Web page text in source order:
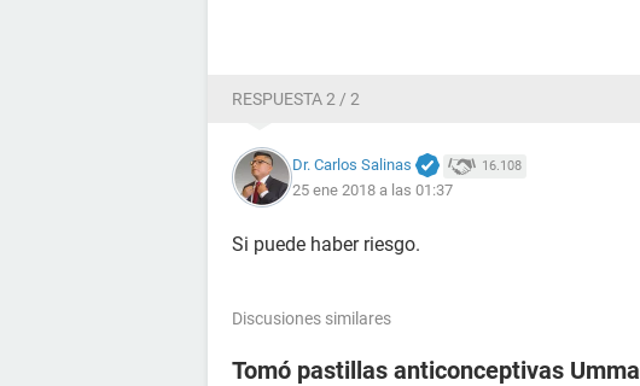
RESPUESTA 2 / 2
Dr. Carlos Salinas 16.108
25 ene 2018 a las 01:37
Si puede haber riesgo.
Discusiones similares
Tomó pastillas anticonceptivas Umma